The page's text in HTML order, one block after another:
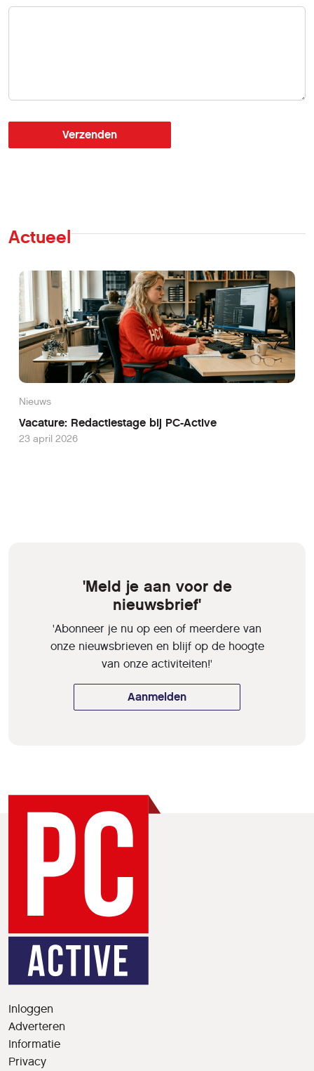
Verzenden
Actueel
Nieuws
Vacature: Redactiestage bij PC-Active
23 april 2026
'Meld je aan voor de
nieuwsbrief'
'Abonneer je nu op een of meerdere van
onze nieuwsbrieven en blijf op de hoogte
van onze activiteiten!'
Aanmelden
Inloggen
Adverteren
Informatie
Privacy